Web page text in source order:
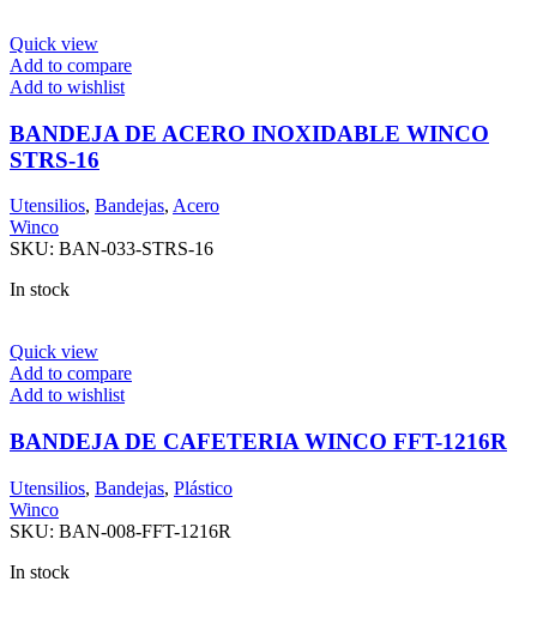
Quick view
Add to compare
Add to wishlist
BANDEJA DE ACERO INOXIDABLE WINCO
STRS-16
Utensilios, Bandejas, Acero
Winco
SKU: BAN-033-STRS-16
In stock
Quick view
Add to compare
Add to wishlist
BANDEJA DE CAFETERIA WINCO FFT-1216R
Utensilios, Bandejas, Plástico
Winco
SKU: BAN-008-FFT-1216R
In stock